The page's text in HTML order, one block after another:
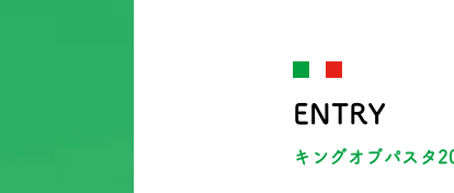
ENTRY
キングオブパスタ